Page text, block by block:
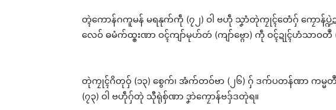
ပၟိက်စိုတ်ဂှ်ဂြဴ
June 15, 2026
In "ပရိုၚ်"
တ္ၚဲကောန်ဂကူမန် မရနုက်ကဵု (၇၂) ဝါ ဗဟဵု သၞာံတုဲကၠုၚ်တေံဂှ် ကၠောန်ပ္
လေဝ် ဓမံက်ထ္ၜးဏာ ဝၚ်ကျာ်မုဟ်တဴ (ကျာ်ဗ္ဂော) ကဵု ဝၚ်ဍုၚ်ဟံသာဝတဳ
တုဲကၠုၚ်ဂိတုဝှ် (၁၃) စွေက်၊ အံက်တဝ်ဗာ (၂၆) ဂှ် ဒက်ပတန်ဏာ ကမ္မ
(၇၃) ဝါ ဗဟဵုဂှ်တုဲ သီုရုဲစှ်ဏာ ဒၞာဲကၠောန်ဗဒှ်ဒတုဲရ။